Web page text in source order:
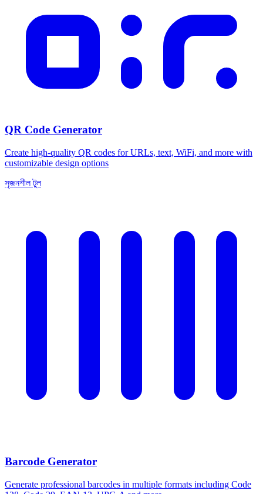
QR Code Generator
Create high-quality QR codes for URLs, text, WiFi, and more with
customizable design options
সৃজনশীল টুল
Barcode Generator
Generate professional barcodes in multiple formats including Code